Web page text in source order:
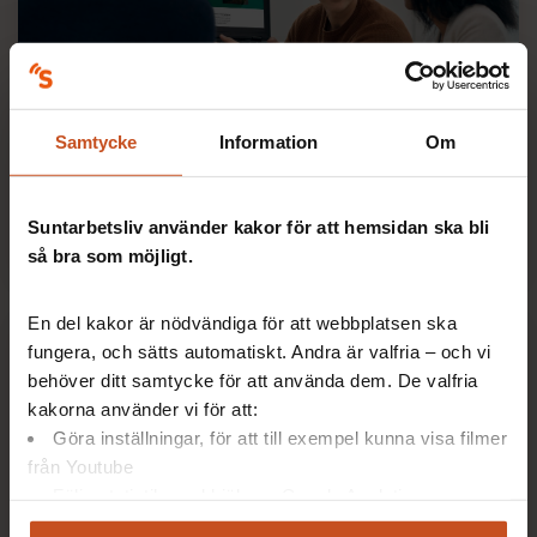
Samtycke Information Om
Suntarbetsliv använder kakor för att hemsidan ska bli
så bra som möjligt.
En del kakor är nödvändiga för att webbplatsen ska
fungera, och sätts automatiskt. Andra är valfria – och vi
behöver ditt samtycke för att använda dem. De valfria
kakorna använder vi för att:
Göra inställningar, för att till exempel kunna visa filmer
från Youtube
Analysera trafik för att kunna visa riktad information
Prehabguiden
Stöd i hela processen med att arbeta främjande och
arbetslivsinriktad rehabilitering. Innehåller även…